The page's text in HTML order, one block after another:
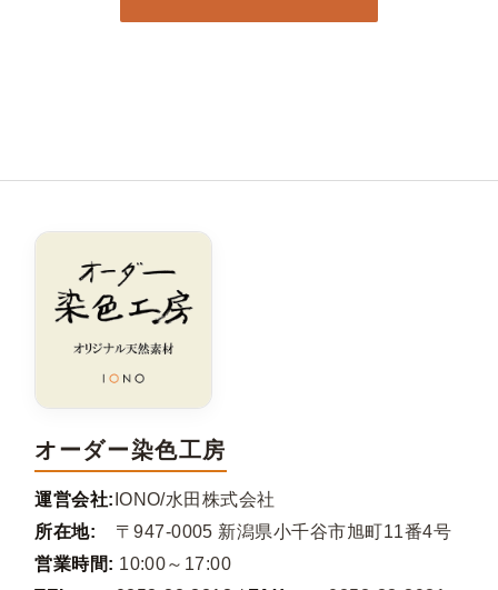
オーダー染色工房
運営会社: IONO/水田株式会社
所在地:
〒947-0005 新潟県小千谷市旭町11番4号
営業時間: 10:00～17:00